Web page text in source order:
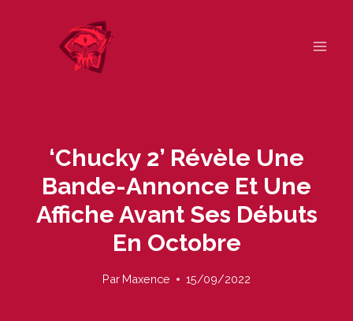
‘Chucky 2’ Révèle Une
Bande-Annonce Et Une
Affiche Avant Ses Débuts
En Octobre
Par Maxence 15/09/2022